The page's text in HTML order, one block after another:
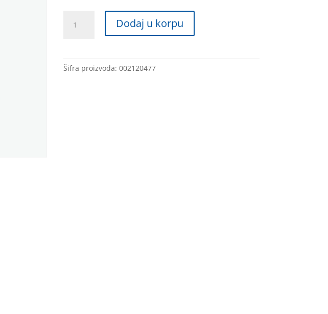
LVST
Dodaj u korpu
Šifra proizvoda:002120477